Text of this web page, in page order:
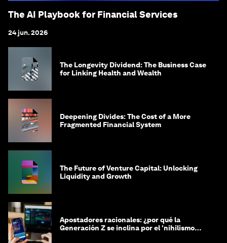
The AI Playbook for Financial Services
24 jun. 2026
The Longevity Dividend: The Business Case
for Linking Health and Wealth
Deepening Divides: The Cost of a More
Fragmented Financial System
The Future of Venture Capital: Unlocking
Liquidity and Growth
Apostadores racionales: ¿por qué la
Generación Z se inclina por el 'nihilismo